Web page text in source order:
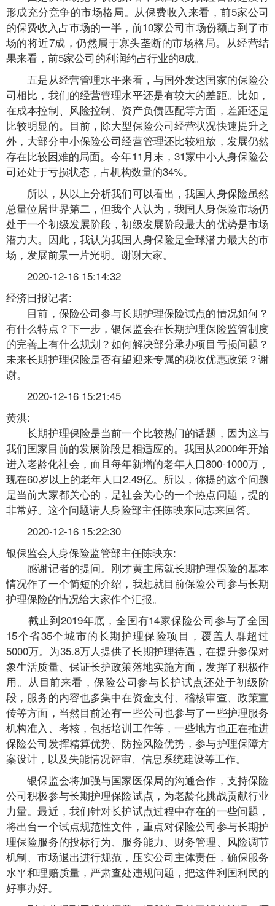
形成充分竞争的市场格局。从保费收入来看，前5家公司
的保费收入占市场的一半，前10家公司市场份额占到了市
场的将近7成，仍然属于寡头垄断的市场格局。从经营结
果来看，前5家公司的利润约占行业的8成。
五是从经营管理水平来看，与国外发达国家的保险公
司相比，我们的经营管理水平还是有较大的差距。比如，
在成本控制、风险控制、资产负债匹配等方面，差距还是
比较明显的。目前，除大型保险公司经营状况快速提升之
外，大部分中小保险公司经营管理还比较粗放，发展仍然
存在比较困难的局面。今年11月末，31家中小人身保险公
司还处于亏损状态，占机构数量的34%。
所以，从以上分析我们可以看出，我国人身保险虽然
总量位居世界第二，但我个人认为，我国人身保险市场仍
处于一个初级发展阶段，初级发展阶段最大的优势是市场
潜力大。因此，我认为我国人身保险是全球潜力最大的市
场，发展前景一片光明。谢谢大家。
2020-12-16 15:14:32
经济日报记者:
目前，保险公司参与长期护理保险试点的情况如何？
有什么特点？下一步，银保监会在长期护理保险监管制度
的完善上有什么规划？如何解决部分承办项目亏损问题？
未来长期护理保险是否有望迎来专属的税收优惠政策？谢
谢。
2020-12-16 15:21:45
黄洪:
长期护理保险是当前一个比较热门的话题，因为这与
我们国家目前的发展阶段是相适应的。我国从2000年开始
进入老龄化社会，而且每年新增的老年人口800-1000万，
现在60岁以上的老年人口2.49亿。所以，你提的这个问题
是当前大家都关心的，是社会关心的一个热点问题，提的
非常好。这个问题请人身险部主任陈映东同志来回答。
2020-12-16 15:22:30
银保监会人身保险监管部主任陈映东:
感谢记者的提问。刚才黄主席就长期护理保险的基本
情况作了一个简短的介绍，我想就目前保险公司参与长期
护理保险的情况给大家作个汇报。
截止到2019年底，全国有14家保险公司参与了全国
15个省35个城市的长期护理保险项目，覆盖人群超过
5000万。为35.8万人提供了长期护理待遇，在提升参保对
象生活质量、保证长护政策落地实施方面，发挥了积极作
用。从目前来看，保险公司参与长护试点还处于初级阶
段，服务的内容也多集中在资金支付、稽核审查、政策宣
传等方面，当然目前还有一些公司也参与了一些护理服务
机构准入、考核，包括培训工作等，一些地方也正在推进
保险公司发挥精算优势、防控风险优势，参与护理保障方
案设计，以及失能情况评审、信息系统建设等工作。
银保监会将加强与国家医保局的沟通合作，支持保险
公司积极参与长期护理保险试点，为老龄化挑战贡献行业
力量。最近，我们针对长护试点过程中存在的一些问题，
将出台一个试点规范性文件，重点对保险公司参与长期护
理保险服务的投标行为、服务能力、财务管理、风险调节
机制、市场退出进行规范，压实公司主体责任，确保服务
水平和理赔质量，严肃查处违规问题，把这件利国利民的
好事办好。